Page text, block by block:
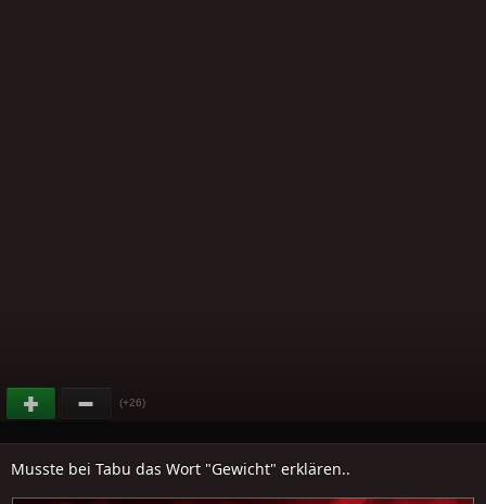
(+26)
Musste bei Tabu das Wort "Gewicht" erklären..